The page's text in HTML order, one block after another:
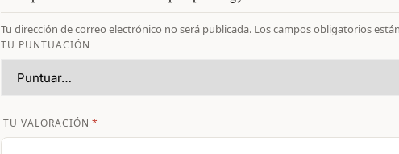
Tu dirección de correo electrónico no será publicada. Los campos obligatorios
TU PUNTUACIÓN
TU VALORACIÓN*